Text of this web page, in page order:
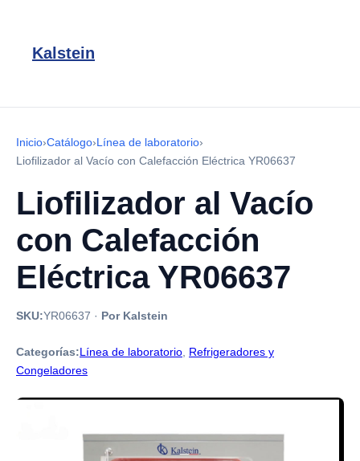
Kalstein
Inicio›Catálogo›Línea de laboratorio›
Liofilizador al Vacío con Calefacción Eléctrica YR06637
Liofilizador al Vacío
con Calefacción
Eléctrica YR06637
SKU:YR06637 · Por Kalstein
Categorías:Línea de laboratorio Refrigeradores y
Congeladores